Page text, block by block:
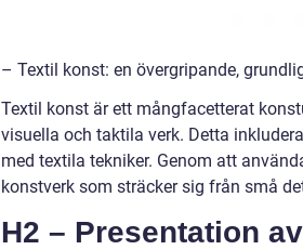
– Textil konst: en övergripande,
Textil konst är ett mångfacetterat
visuella och taktila verk. Detta
med textila tekniker. Genom att
konstverk som sträcker sig från små
H2 – Presentation